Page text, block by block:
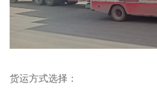
货运方式选择：